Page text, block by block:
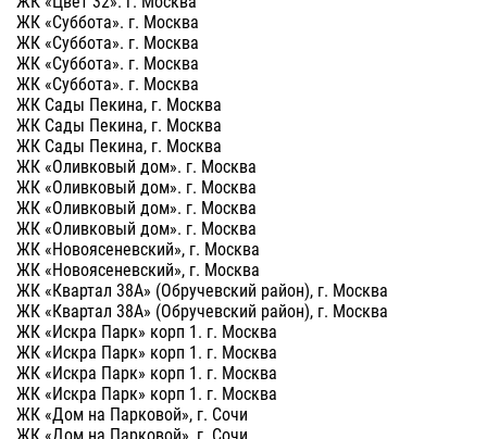
ЖК «Суббота». г. Москва
ЖК «Суббота». г. Москва
ЖК «Суббота». г. Москва
ЖК «Суббота». г. Москва
ЖК Сады Пекина, г. Москва
ЖК Сады Пекина, г. Москва
ЖК Сады Пекина, г. Москва
ЖК «Оливковый дом». г. Москва
ЖК «Оливковый дом». г. Москва
ЖК «Оливковый дом». г. Москва
ЖК «Оливковый дом». г. Москва
ЖК «Новоясеневский», г. Москва
ЖК «Новоясеневский», г. Москва
ЖК «Квартал 38А» (Обручевский район), г. Москва
ЖК «Квартал 38А» (Обручевский район), г. Москва
ЖК «Искра Парк» корп 1. г. Москва
ЖК «Искра Парк» корп 1. г. Москва
ЖК «Искра Парк» корп 1. г. Москва
ЖК «Искра Парк» корп 1. г. Москва
ЖК «Дом на Парковой», г. Сочи
ЖК «Дом на Парковой», г. Сочи